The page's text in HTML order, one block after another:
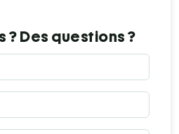
? Des questions ?